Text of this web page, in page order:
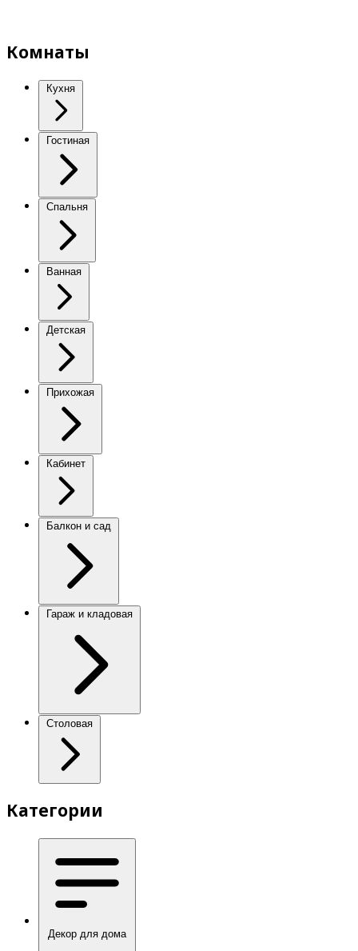
Комнаты
Кухня
Гостиная
Спальня
Ванная
Детская
Прихожая
Кабинет
Балкон и сад
Гараж и кладовая
Столовая
Категории
Декор для дома